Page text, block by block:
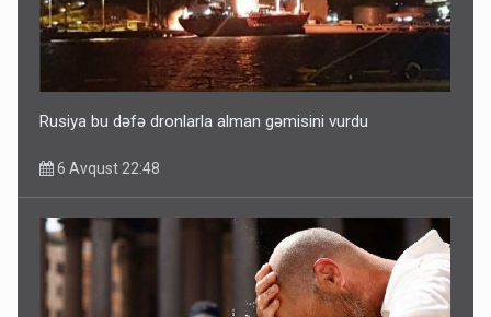
Ərdoğana sui-qəsd planının iştirakçısı detalları açıqladı
Rusiya bu dəfə dronlarla alman gəmisini vurdu
6 Avqust 22:48